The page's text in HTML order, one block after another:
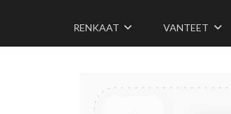
RENKAAT VANTEET